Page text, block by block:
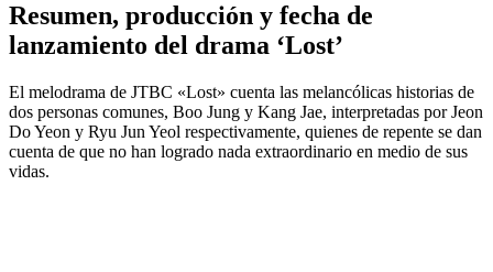
Resumen, producción y fecha de
lanzamiento del drama ‘Lost’
El melodrama de JTBC «Lost» cuenta las melancólicas historias de
dos personas comunes, Boo Jung y Kang Jae, interpretadas por Jeon
Do Yeon y Ryu Jun Yeol respectivamente, quienes de repente se dan
cuenta de que no han logrado nada extraordinario en medio de sus
vidas.